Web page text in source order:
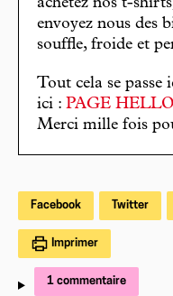
achetez nos t-
envoyez nous des
souffle, froide et
Tout cela se passe
ici : PAGE
Merci mille fois
Facebook Twitter
Imprimer
1 commentaire